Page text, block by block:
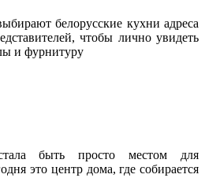
белорусские кухни адреса
чтобы лично увидеть
и фурнитуру
быть просто местом для
это центр дома, где собирается